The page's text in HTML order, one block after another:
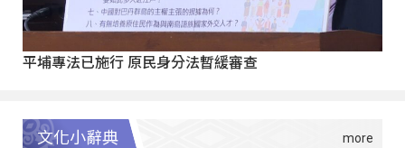
平埔專法已施行 原民身分法暫緩審查
文化小辭典